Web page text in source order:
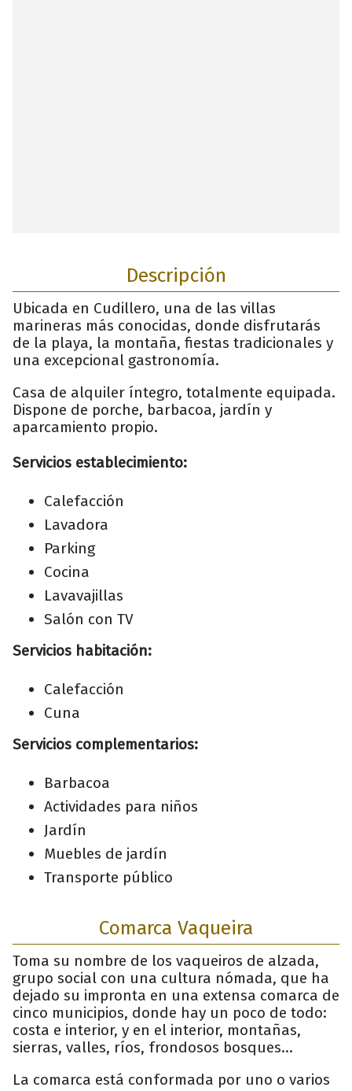
Descripción
Ubicada en Cudillero, una de las villas
marineras más conocidas, donde disfrutarás
de la playa, la montaña, fiestas tradicionales y
una excepcional gastronomía.
Casa de alquiler íntegro, totalmente equipada.
Dispone de porche, barbacoa, jardín y
aparcamiento propio.
Servicios establecimiento:
Calefacción
Lavadora
Parking
Cocina
Lavavajillas
Salón con TV
Servicios habitación:
Calefacción
Cuna
Servicios complementarios:
Barbacoa
Actividades para niños
Jardín
Muebles de jardín
Transporte público
Comarca Vaqueira
Toma su nombre de los vaqueiros de alzada,
grupo social con una cultura nómada, que ha
dejado su impronta en una extensa comarca de
cinco municipios, donde hay un poco de todo:
costa e interior, y en el interior, montañas,
sierras, valles, ríos, frondosos bosques…
La comarca está conformada por uno o varios